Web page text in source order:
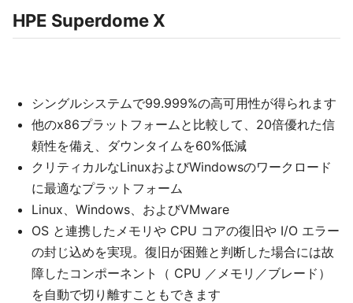
HPE Superdome X
シングルシステムで99.999%の高可用性が得られます
他のx86プラットフォームと比較して、20倍優れた信
頼性を備え、ダウンタイムを60%低減
クリティカルなLinuxおよびWindowsのワークロード
に最適なプラットフォーム
Linux、Windows、およびVMware
OS と連携したメモリや CPU コアの復旧や I/O エラー
の封じ込めを実現。復旧が困難と判断した場合には故
障したコンポーネント（ CPU ／メモリ／ブレード）
を自動で切り離すこともできます